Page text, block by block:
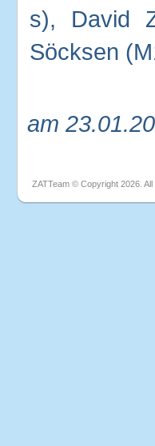
s), David
Söcksen
am
ZATTeam © Copyright 2026.